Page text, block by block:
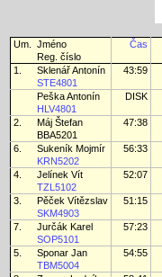
Um. Jméno Čas
Reg. číslo
1.
Sklenář Antonín 43:59
STE4801
Peška Antonín
DISK
HLV4801
2.
Máj Štefan 47:38
BBA5201
6.
Sukeník Mojmír 56:33
KRN5202
4.
Jelínek Vít 52:07
TZL5102
3.
Pěček Vítězslav 51:15
SKM4903
7.
Jurčák Karel 57:23
SOP5101
5.
Sponar Jan 54:55
TBM5004